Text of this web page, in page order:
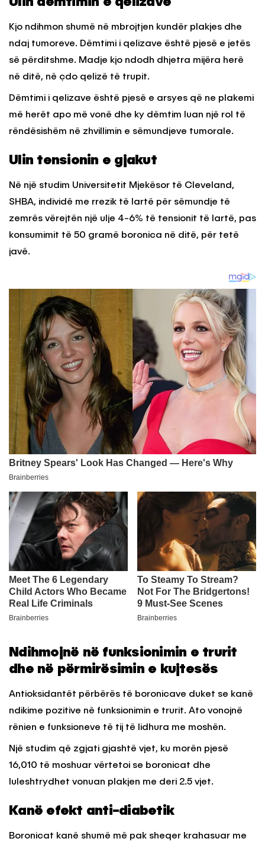
Kjo ndihmon shumë në mbrojtjen kundër plakjes dhe
ndaj tumoreve. Dëmtimi i qelizave është pjesë e jetës
së përditshme. Madje kjo ndodh dhjetra mijëra herë
në ditë, në çdo qelizë të trupit.
Dëmtimi i qelizave është pjesë e arsyes që ne plakemi
më herët apo më vonë dhe ky dëmtim luan një rol të
rëndësishëm në zhvillimin e sëmundjeve tumorale.
Ulin tensionin e gjakut
Në një studim Universitetit Mjekësor të Cleveland,
SHBA, individë me rrezik të lartë për sëmundje të
zemrës vërejtën një ulje 4-6% të tensionit të lartë, pas
konsumimit të 50 gramë boronica në ditë, për tetë
javë.
Ndihmojnë në funksionimin e trurit
dhe në përmirësimin e kujtesës
Antioksidantët përbërës të boronicave duket se kanë
ndikime pozitive në funksionimin e trurit. Ato vonojnë
rënien e funksioneve të tij të lidhura me moshën.
Një studim që zgjati gjashtë vjet, ku morën pjesë
16,010 të moshuar vërtetoi se boronicat dhe
luleshtrydhet vonuan plakjen me deri 2.5 vjet.
Kanë efekt anti-diabetik
Boronicat kanë shumë më pak sheqer krahasuar me